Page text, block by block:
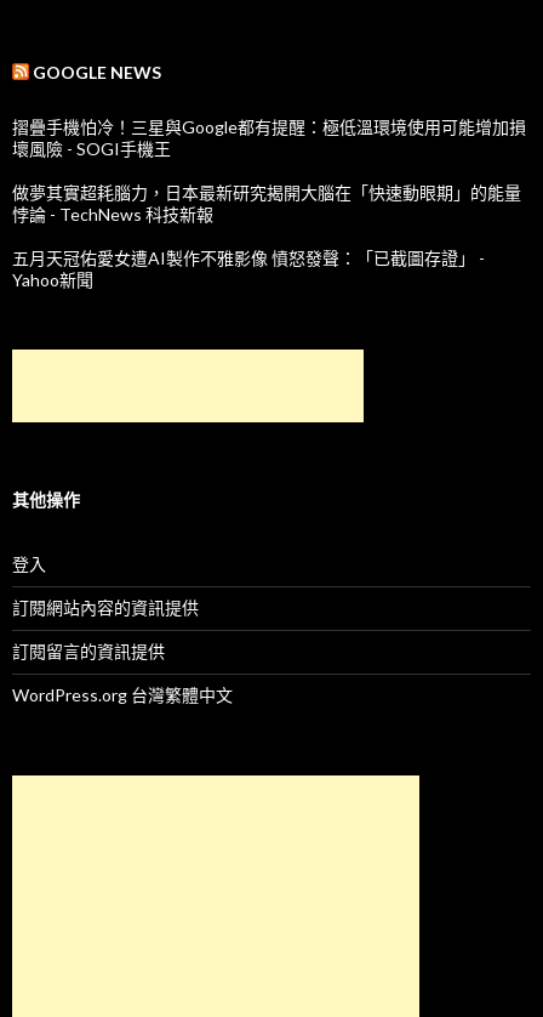
GOOGLE NEWS
摺疊手機怕冷！三星與Google都有提醒：極低溫環境使用可能增加損
壞風險 - SOGI手機王
做夢其實超耗腦力，日本最新研究揭開大腦在「快速動眼期」的能量
悖論 - TechNews 科技新報
五月天冠佑愛女遭AI製作不雅影像 憤怒發聲：「已截圖存證」 -
Yahoo新聞
其他操作
登入
訂閱網站內容的資訊提供
訂閱留言的資訊提供
WordPress.org 台灣繁體中文